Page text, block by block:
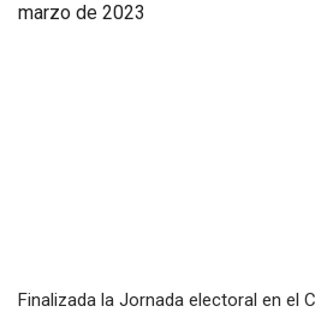
marzo de 2023
Finalizada la Jornada electoral en el